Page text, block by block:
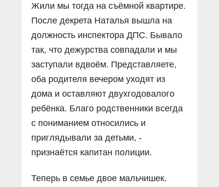
Жили мы тогда на съёмной квартире.
После декрета Наталья вышла на
должность инспектора ДПС. Бывало
так, что дежурства совпадали и мы
заступали вдвоём. Представляете,
оба родителя вечером уходят из
дома и оставляют двухгодовалого
ребёнка. Благо родственники всегда
с пониманием относились и
приглядывали за детьми, -
признаётся капитан полиции.
Теперь в семье двое мальчишек.